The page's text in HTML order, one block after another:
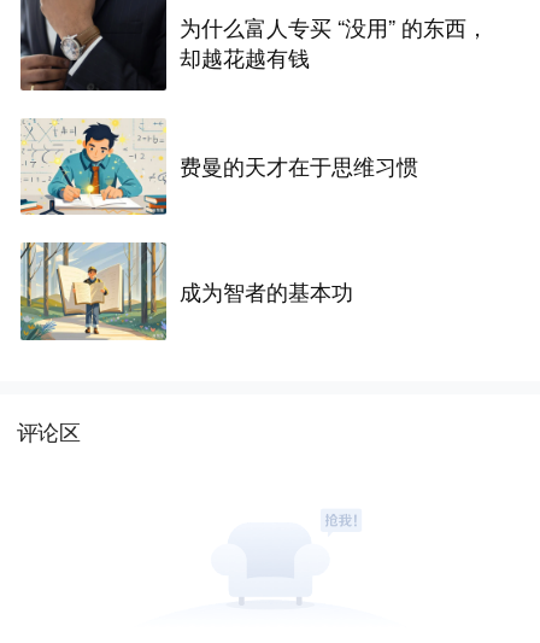
为什么富人专买 “没用” 的东西，
却越花越有钱
费曼的天才在于思维习惯
成为智者的基本功
评论区